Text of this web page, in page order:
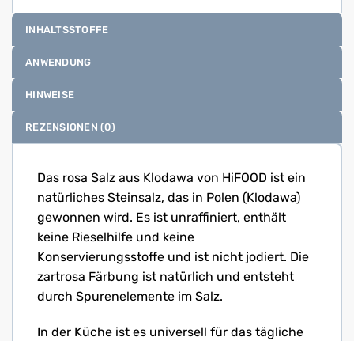
INHALTSSTOFFE
ANWENDUNG
HINWEISE
REZENSIONEN (0)
Das rosa Salz aus Klodawa von HiFOOD ist ein
natürliches Steinsalz, das in Polen (Klodawa)
gewonnen wird. Es ist unraffiniert, enthält
keine Rieselhilfe und keine
Konservierungsstoffe und ist nicht jodiert. Die
zartrosa Färbung ist natürlich und entsteht
durch Spurenelemente im Salz.
In der Küche ist es universell für das tägliche